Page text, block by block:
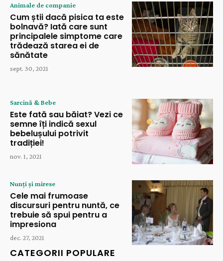
Animale de companie
Cum știi dacă pisica ta este
bolnavă? Iată care sunt
principalele simptome care
trădează starea ei de
sănătate
sept. 30, 2021
Sarcină & Bebe
Este fată sau băiat? Vezi ce
semne îți indică sexul
bebelușului potrivit
tradiției!
nov. 1, 2021
Nunți și mirese
Cele mai frumoase
discursuri pentru nuntă, ce
trebuie să spui pentru a
impresiona
dec. 27, 2021
CATEGORII POPULARE